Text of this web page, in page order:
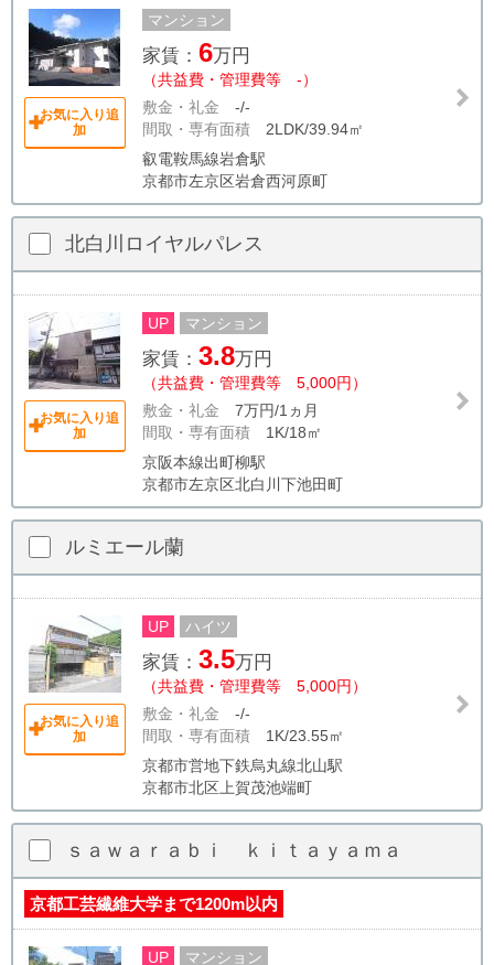
お気に入り追
加
マンション
家賃： 6万円
（共益費・管理費等 -）
敷金・礼金 -/-
間取・専有面積 2LDK/39.94㎡
叡電鞍馬線岩倉駅
京都市左京区岩倉西河原町
北白川ロイヤルパレス
お気に入り追
加
UP マンション
家賃： 3.8万円
（共益費・管理費等 5,000円）
敷金・礼金 7万円/1ヵ月
間取・専有面積 1K/18㎡
京阪本線出町柳駅
京都市左京区北白川下池田町
ルミエール蘭
お気に入り追
加
UP ハイツ
家賃： 3.5万円
（共益費・管理費等 5,000円）
敷金・礼金 -/-
間取・専有面積 1K/23.55㎡
京都市営地下鉄烏丸線北山駅
京都市北区上賀茂池端町
ｓａｗａｒａｂｉ ｋｉｔａｙａｍａ
京都工芸繊維大学まで1200m以内
UP マンション